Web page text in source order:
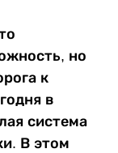
но
к
в
система
В этом